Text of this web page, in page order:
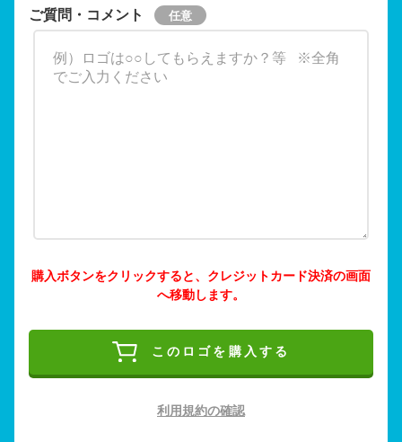
ご質問・コメント
購入ボタンをクリックすると、クレジットカード決済の画面
へ移動します。
このロゴを購入する
利用規約の確認